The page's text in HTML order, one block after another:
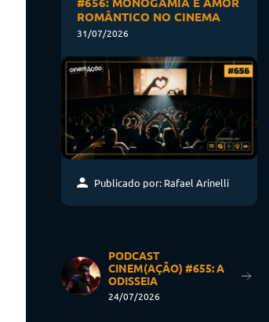
ROMÂNTICO NO CINEMA
31/07/2026
Publicado por: Rafael Arinelli
PODCAST
CINEM(AÇÃO) #655: A
ODISSEIA
24/07/2026